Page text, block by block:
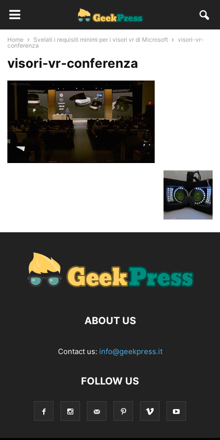
Home Svelati i requisiti minimi per i visori vr di Microsoft
visori-vr-
conferenza
visori-vr-conferenza
ABOUT US
Contact us: info@geekpress.it
FOLLOW US